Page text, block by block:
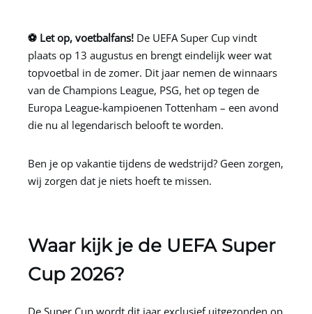
⚽ Let op, voetbalfans! De UEFA Super Cup vindt
plaats op 13 augustus en brengt eindelijk weer wat
topvoetbal in de zomer. Dit jaar nemen de winnaars
van de Champions League, PSG, het op tegen de
Europa League-kampioenen Tottenham – een avond
die nu al legendarisch belooft te worden.
Ben je op vakantie tijdens de wedstrijd? Geen zorgen,
wij zorgen dat je niets hoeft te missen.
Waar kijk je de UEFA Super
Cup 2026?
De Super Cup wordt dit jaar exclusief uitgezonden op